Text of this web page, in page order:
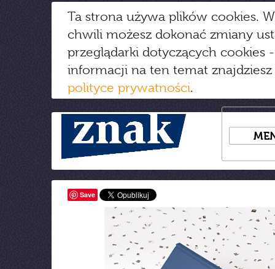
Ta strona używa plików cookies.
chwili możesz dokonać zmiany
przeglądarki dotyczących cookies
informacji na ten temat
polityce prywatności.
Save